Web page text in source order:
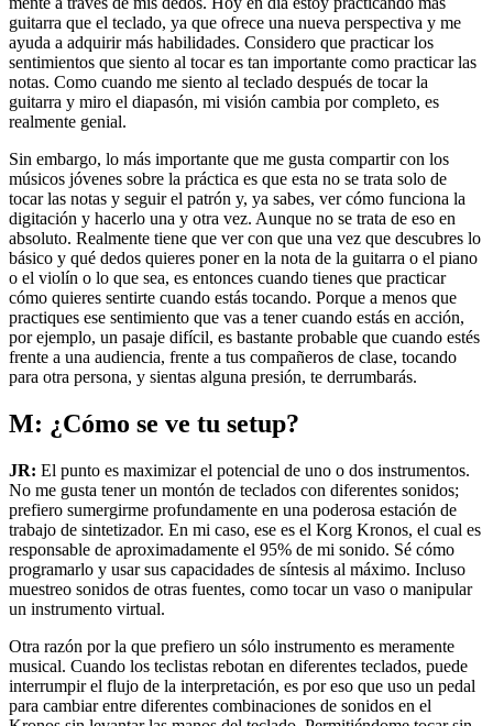
guitarra que el teclado, ya que ofrece una nueva perspectiva y me
ayuda a adquirir más habilidades. Considero que practicar los
sentimientos que siento al tocar es tan importante como practicar las
notas. Como cuando me siento al teclado después de tocar la
guitarra y miro el diapasón, mi visión cambia por completo, es
realmente genial.
Sin embargo, lo más importante que me gusta compartir con los
músicos jóvenes sobre la práctica es que esta no se trata solo de
tocar las notas y seguir el patrón y, ya sabes, ver cómo funciona la
digitación y hacerlo una y otra vez. Aunque no se trata de eso en
absoluto. Realmente tiene que ver con que una vez que descubres lo
básico y qué dedos quieres poner en la nota de la guitarra o el piano
o el violín o lo que sea, es entonces cuando tienes que practicar
cómo quieres sentirte cuando estás tocando. Porque a menos que
practiques ese sentimiento que vas a tener cuando estás en acción,
por ejemplo, un pasaje difícil, es bastante probable que cuando estés
frente a una audiencia, frente a tus compañeros de clase, tocando
para otra persona, y sientas alguna presión, te derrumbarás.
M: ¿Cómo se ve tu setup?
JR: El punto es maximizar el potencial de uno o dos instrumentos.
No me gusta tener un montón de teclados con diferentes sonidos;
prefiero sumergirme profundamente en una poderosa estación de
trabajo de sintetizador. En mi caso, ese es el Korg Kronos, el cual es
responsable de aproximadamente el 95% de mi sonido. Sé cómo
programarlo y usar sus capacidades de síntesis al máximo. Incluso
muestreo sonidos de otras fuentes, como tocar un vaso o manipular
un instrumento virtual.
Otra razón por la que prefiero un sólo instrumento es meramente
musical. Cuando los teclistas rebotan en diferentes teclados, puede
interrumpir el flujo de la interpretación, es por eso que uso un pedal
para cambiar entre diferentes combinaciones de sonidos en el